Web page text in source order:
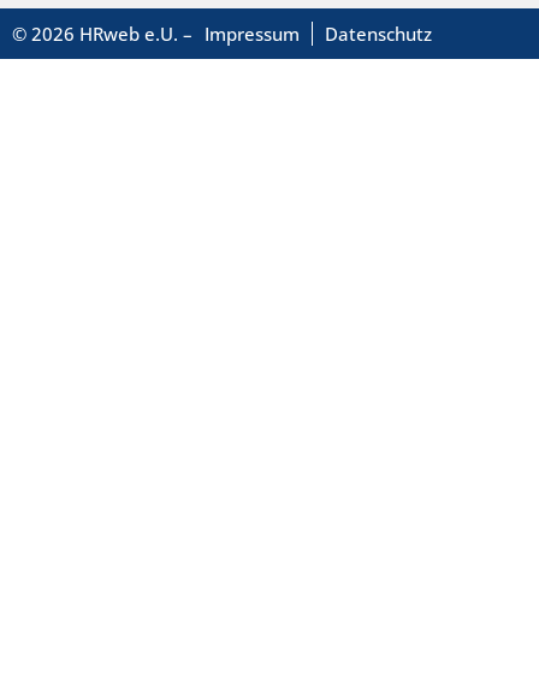
© 2026 HRweb e.U. – Impressum Datenschutz